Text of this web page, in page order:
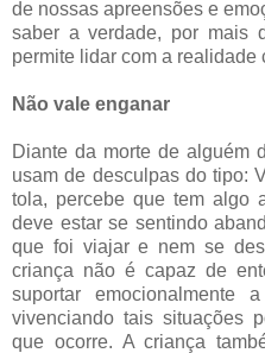
de nossas apreensões e
saber a verdade, por mais
permite lidar com a realidade
Não vale enganar
Diante da morte de alguém
usam de desculpas do tipo:
tola, percebe que tem algo
deve estar se sentindo
que foi viajar e nem se
criança não é capaz de
suportar
vivenciando tais situações
que ocorre. A criança